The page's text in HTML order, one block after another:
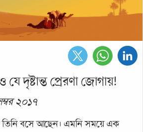
দৃষ্টান্ত প্রেরণা জোগায়!
২০১৭
তিনি বসে আছেন। এমনি সময়ে এক